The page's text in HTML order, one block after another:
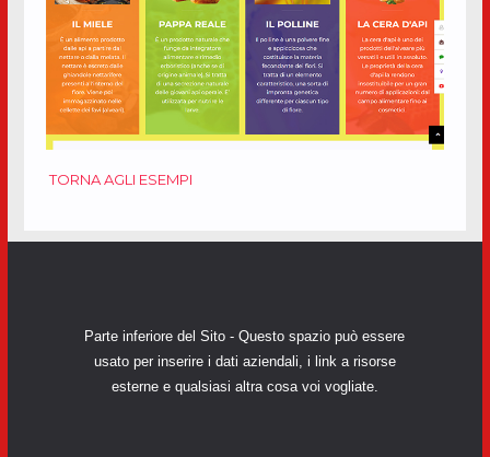
TORNA AGLI ESEMPI
Parte inferiore del Sito - Questo spazio può essere
usato per inserire i dati aziendali, i link a risorse
esterne e qualsiasi altra cosa voi vogliate.